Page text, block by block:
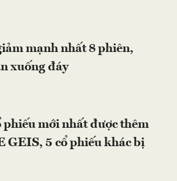
mạnh nhất 8 phiên,
xuống đáy
phiếu mới nhất được thêm
GEIS, 5 cổ phiếu khác bị